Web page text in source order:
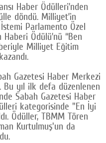
Haber Ödülleri’nden
döndü. Milliyet’in
Parlamento Özel
Haberi Ödülü’nü “Ben
Milliyet Eğitim
Gazetesi Haber Merkezi
yıl ilk defa düzenlenen
Sabah Gazetesi Haber
kategorisinde "En İyi
Ödüller, TBMM Tören
Kurtulmuş'un da